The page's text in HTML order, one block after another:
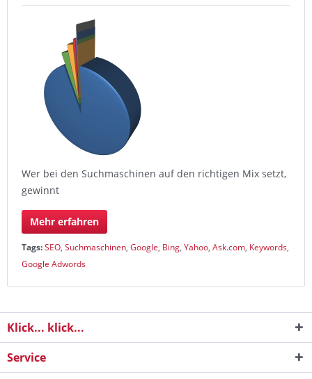
Wer bei den Suchmaschinen auf den richtigen Mix setzt,
gewinnt
Mehr erfahren
Tags:SEO, Suchmaschinen, Google, Bing, Yahoo, Ask.com, Keywords,
Google Adwords
Klick... klick...
Service